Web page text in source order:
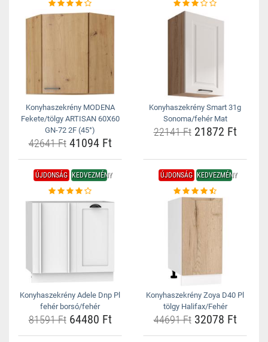
Konyhaszekrény MODENA
Fekete/tölgy ARTISAN 60X60
GN-72 2F (45°)
42641 Ft41094 Ft
Konyhaszekrény Smart 31g
Sonoma/fehér Mat
22141 Ft21872 Ft
ÚJDONSÁG KEDVEZMÉNY
Konyhaszekrény Adele Dnp Pl
fehér borsó/fehér
81591 Ft64480 Ft
ÚJDONSÁG KEDVEZMÉNY
Konyhaszekrény Zoya D40 Pl
tölgy Halifax/Fehér
44691 Ft32078 Ft